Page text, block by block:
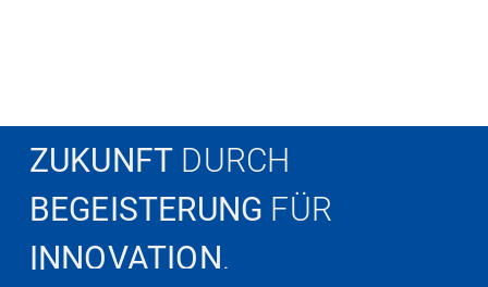
ZUKUNFT DURCH
BEGEISTERUNG FÜR
INNOVATION.